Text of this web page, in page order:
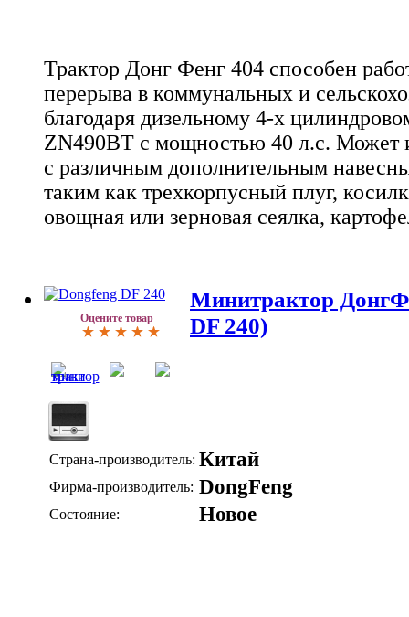
Трактор Донг Фенг 404 способен
перерыва в коммунальных и
благодаря дизельному 4-х
ZN490BT с мощностью 40 л.с. Может
с различным дополнительным
таким как трехкорпусный плуг,
овощная или зерновая сеялка,
Оцените товар
Минитрактор
DF 240)
Страна-производитель: Китай
Фирма-производитель: DongFeng
Состояние: Новое